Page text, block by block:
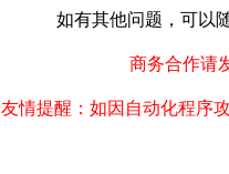
如有其他问题，可以
商务合作请
友情提醒：如因自动化程序